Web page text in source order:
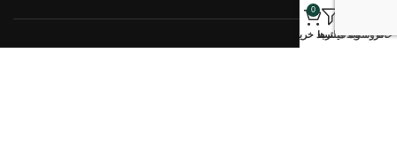
خبرنامه اورس خانهفروشگاهوبلاگفیلترها
0
سبد خرید